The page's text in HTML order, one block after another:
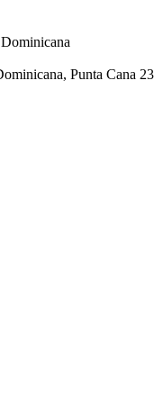
Punta Cana